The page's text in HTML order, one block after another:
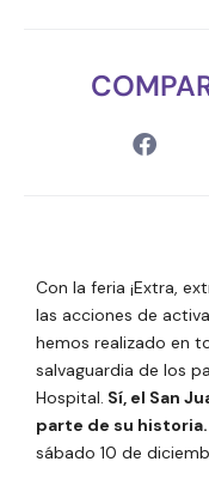
Con la feria ¡Extra,
las acciones de
hemos realizado en
salvaguardia de los
Hospital. Sí, el San
parte de su historia.
sábado 10 de